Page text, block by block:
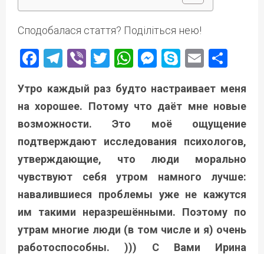
Сподобалася стаття? Поділіться нею!
Facebook
Telegram
ViberTwitter
WhatsApp
Messenger
Skype
Email
Утро каждый раз будто настраивает меня
на хорошее. Потому что даёт мне новые
возможности. Это моё ощущение
подтверждают исследования психологов,
утверждающие, что люди морально
чувствуют себя утром намного лучше:
навалившиеся проблемы уже не кажутся
им такими неразрешёнными. Поэтому по
утрам многие люди (в том числе и я) очень
работоспособны. ))) С Вами Ирина